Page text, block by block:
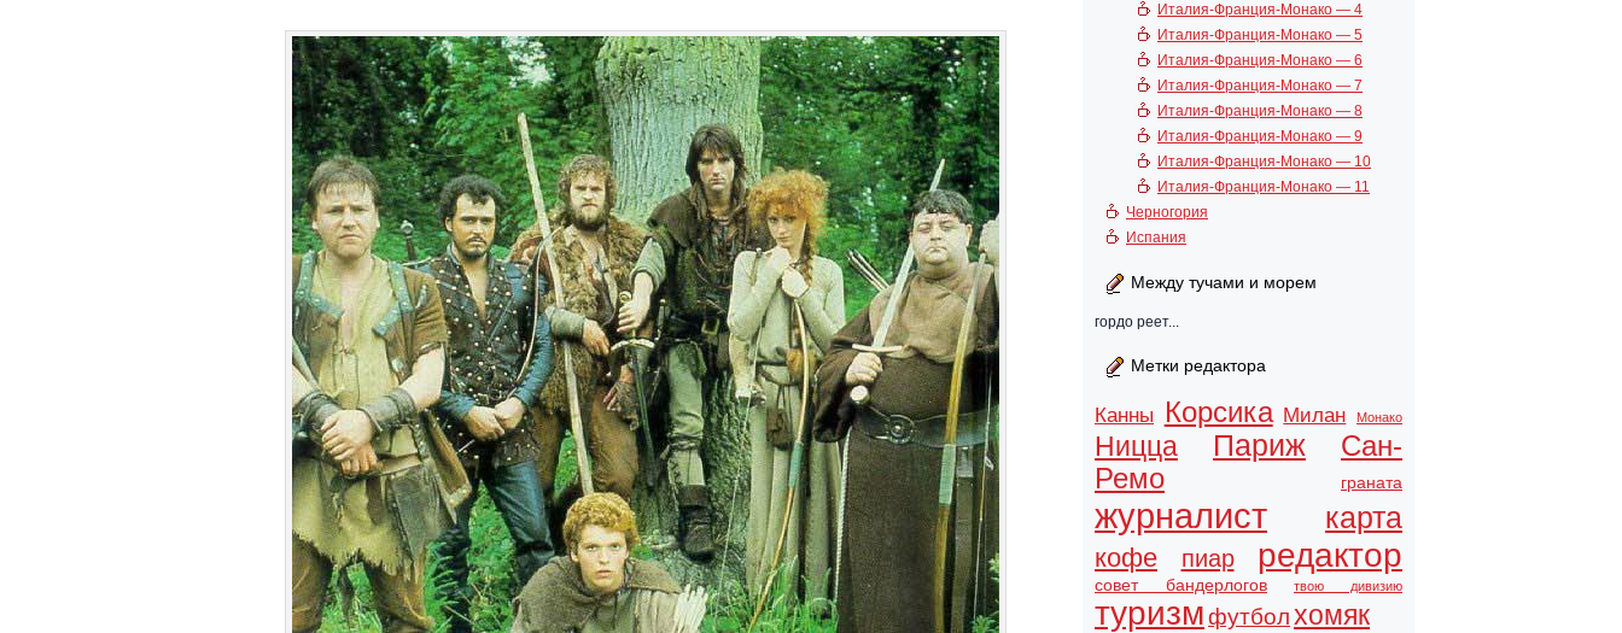
Италия-Франция-Монако — 4
Италия-Франция-Монако — 5
Италия-Франция-Монако — 6
Италия-Франция-Монако — 7
Италия-Франция-Монако — 8
Италия-Франция-Монако — 9
Италия-Франция-Монако — 10
Италия-Франция-Монако — 11
Черногория
Испания
Между тучами и морем
гордо реет...
Метки редактора
Канны Корсика Милан Монако
Ницца Париж
Сан-
Ремо
граната
журналист карта
кофе пиар редактор
совет бандерлогов твою дивизию
туризмфутболхомяк